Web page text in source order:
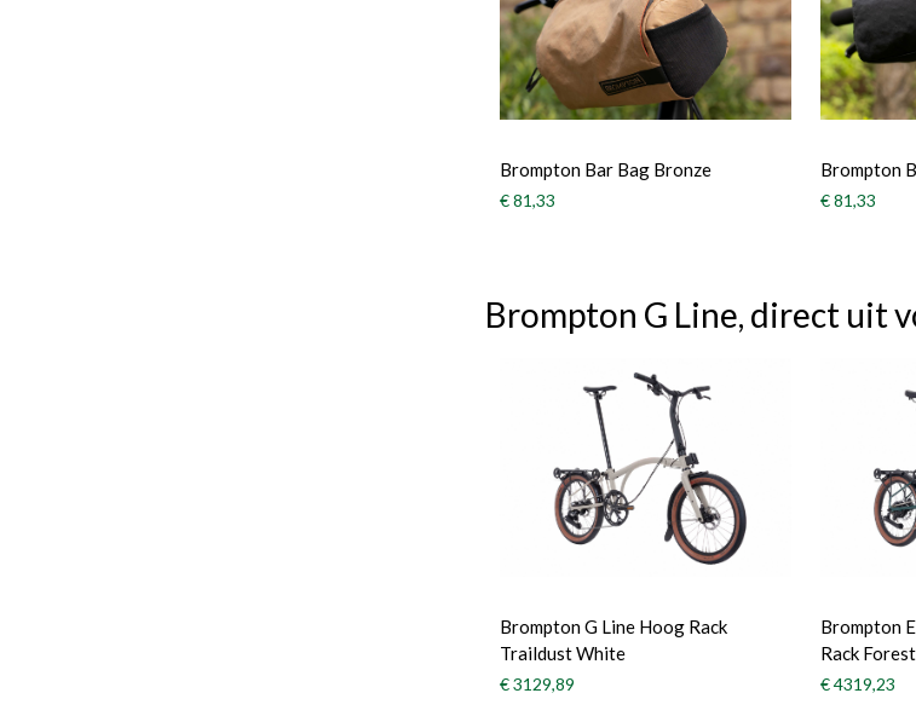
Brompton Bar Bag Bronze
€ 81,33
Brompton
€ 81,33
Brompton G Line, direct uit
Brompton G Line Hoog Rack
Traildust White
€ 3129,89
Brompton
Rack
€ 4319,23